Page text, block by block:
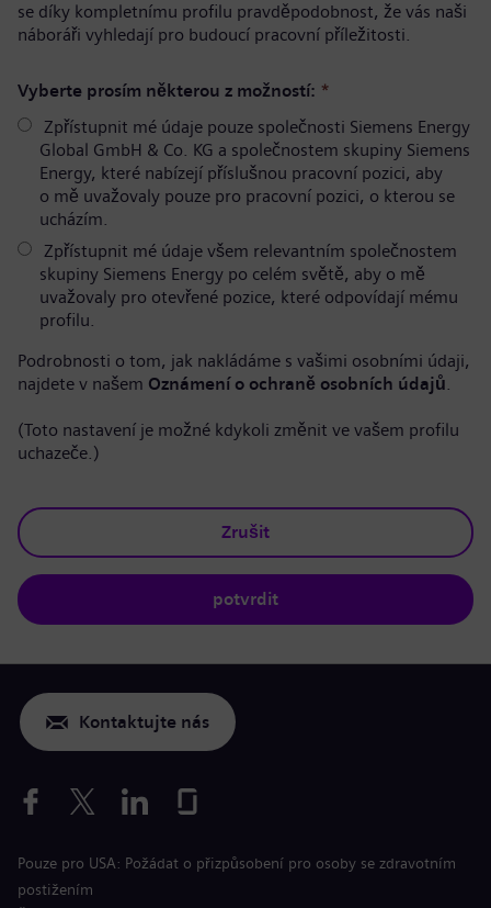
se díky kompletnímu profilu pravděpodobnost, že vás naši
náboráři vyhledají pro budoucí pracovní příležitosti.
Vyberte prosím některou z možností: *
Zpřístupnit mé údaje pouze společnosti Siemens Energy
Global GmbH & Co. KG a společnostem skupiny Siemens
Energy, které nabízejí příslušnou pracovní pozici, aby
o mě uvažovaly pouze pro pracovní pozici, o kterou se
ucházím.
Zpřístupnit mé údaje všem relevantním společnostem
skupiny Siemens Energy po celém světě, aby o mě
uvažovaly pro otevřené pozice, které odpovídají mému
profilu.
Podrobnosti o tom, jak nakládáme s vašimi osobními údaji,
najdete v našem Oznámení o ochraně osobních údajů.
(Toto nastavení je možné kdykoli změnit ve vašem profilu
uchazeče.)
Zrušit
potvrdit
Kontaktujte nás
Pouze pro USA: Požádat o přizpůsobení pro osoby se zdravotním
postižením